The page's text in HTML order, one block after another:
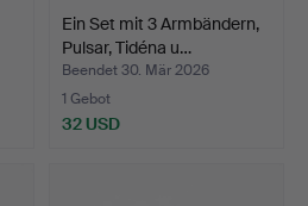
Ein Set mit 3 Armbändern,
Pulsar, Tidéna u…
Beendet 30. Mär 2026
1 Gebot
32 USD